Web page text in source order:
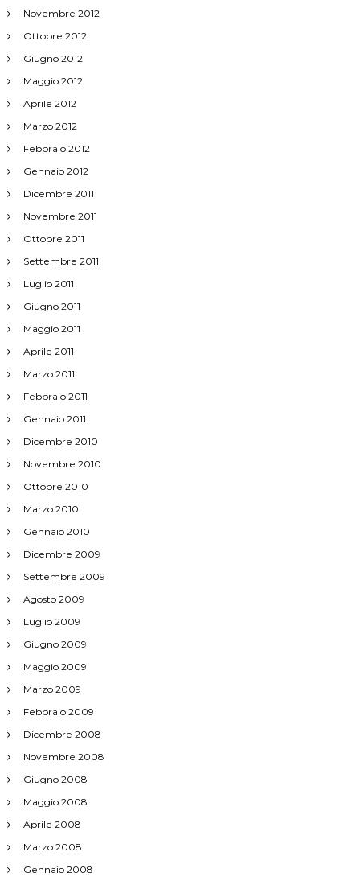
Novembre 2012
Ottobre 2012
Giugno 2012
Maggio 2012
Aprile 2012
Marzo 2012
Febbraio 2012
Gennaio 2012
Dicembre 2011
Novembre 2011
Ottobre 2011
Settembre 2011
Luglio 2011
Giugno 2011
Maggio 2011
Aprile 2011
Marzo 2011
Febbraio 2011
Gennaio 2011
Dicembre 2010
Novembre 2010
Ottobre 2010
Marzo 2010
Gennaio 2010
Dicembre 2009
Settembre 2009
Agosto 2009
Luglio 2009
Giugno 2009
Maggio 2009
Marzo 2009
Febbraio 2009
Dicembre 2008
Novembre 2008
Giugno 2008
Maggio 2008
Aprile 2008
Marzo 2008
Gennaio 2008